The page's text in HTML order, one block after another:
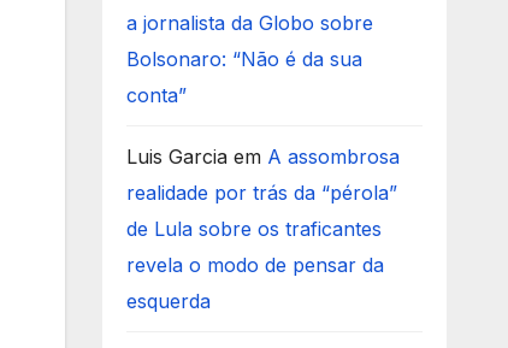
a jornalista da Globo sobre
Bolsonaro: “Não é da sua
conta”
Luis Garciaem A assombrosa
realidade por trás da “pérola”
de Lula sobre os traficantes
revela o modo de pensar da
esquerda